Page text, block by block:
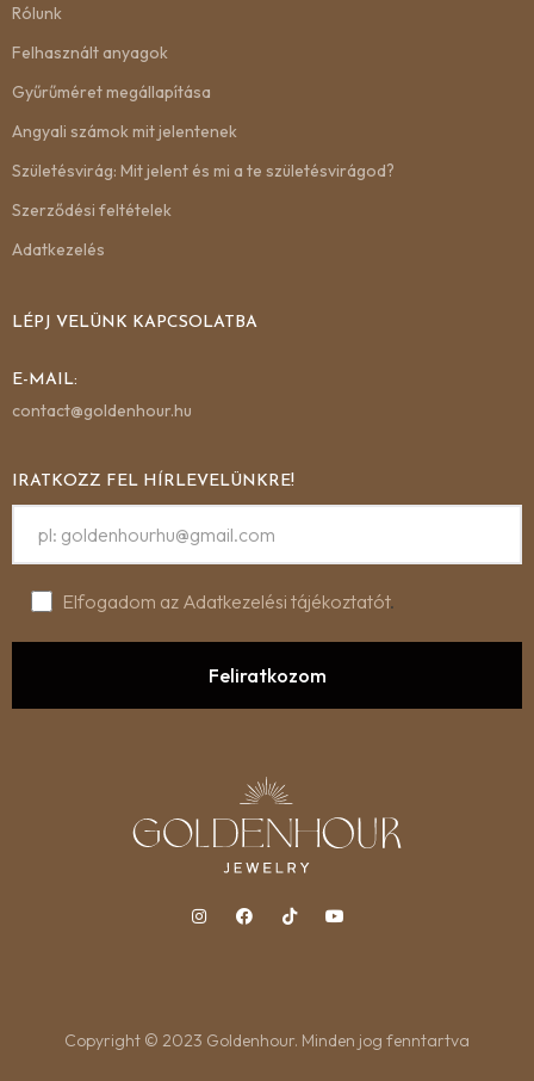
Rólunk
Felhasznált anyagok
Gyűrűméret megállapítása
Angyali számok mit jelentenek
Születésvirág: Mit jelent és mi a te születésvirágod?
Szerződési feltételek
Adatkezelés
LÉPJ VELÜNK KAPCSOLATBA
E-MAIL:
contact@goldenhour.hu
IRATKOZZ FEL HÍRLEVELÜNKRE!
Elfogadom az Adatkezelési tájékoztatót.
Copyright © 2023 Goldenhour. Minden jog fenntartva